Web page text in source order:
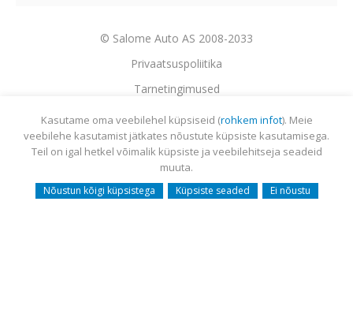
© Salome Auto AS 2008-2033
Privaatsuspoliitika
Tarnetingimused
Garantii
Utiliseerimine
Sisukaart
Webmail
Kasutame oma veebilehel küpsiseid (rohkem infot). Meie
veebilehe kasutamist jätkates nõustute küpsiste kasutamisega.
Teil on igal hetkel võimalik küpsiste ja veebilehitseja seadeid
muuta.
Nõustun kõigi küpsistega Küpsiste seaded Ei nõustu